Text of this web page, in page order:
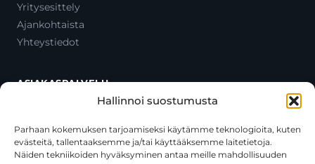
Hallinnoi suostumusta
Parhaan kokemuksen tarjoamiseksi käytämme teknologioita, kuten
evästeitä, tallentaaksemme ja/tai käyttääksemme laitetietoja.
Näiden tekniikoiden hyväksyminen antaa meille mahdollisuuden
Yritysesittely
Ajankohtaista
Yhteystiedot
ASIAKASPALVELU
Oma tili
Maksutavat